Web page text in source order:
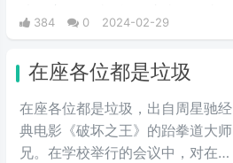
会内疚吗，来源于热图鹦鹉兄弟表
情包，火于知乎，该词也被《咬文
嚼字》评为2017年度十大流行语之
一，现在多用于聊天中的表情包。
384 0 2024-02-29
在座各位都是垃圾
在座各位都是垃圾，出自周星驰经
典电影《破坏之王》的跆拳道大师
兄。在学校举行的会议中，对在座